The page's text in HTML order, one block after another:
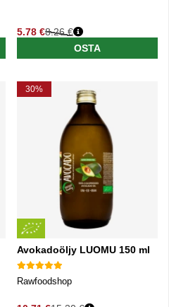
5.78 €
Normaali hinta
8.26 €
OSTA
30%
Avokadoöljy LUOMU 150 ml
Rawfoodshop